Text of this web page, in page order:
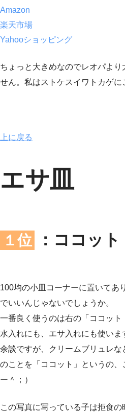
Amazon
楽天市場
Yahooショッピング
ちょっと大きめなのでレオパより
せん。私はストケスイワトカゲに
上に戻る
エサ皿
１位 ：ココット
100均の小皿コーナーに置いてあ
でいいんじゃないでしょうか。
一番良く使うのは右の「ココット
水入れにも、エサ入れにも使いま
余談ですが、クリームブリュレ
のことを「ココット」というの、
ー＾；）
この写真に写っている子は拒食